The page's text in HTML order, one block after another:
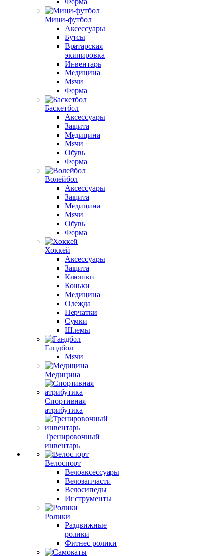
Форма
Мини-футбол
Аксессуары
Бутсы
Вратарская
экипировка
Инвентарь
Медицина
Мячи
Форма
Баскетбол
Аксессуары
Защита
Медицина
Мячи
Обувь
Форма
Волейбол
Аксессуары
Защита
Медицина
Мячи
Обувь
Форма
Хоккей
Аксессуары
Защита
Клюшки
Коньки
Медицина
Одежда
Перчатки
Сумки
Шлемы
Гандбол
Мячи
Медицина
Спортивная
атрибутика
Тренировочный
инвентарь
Велоспорт
Велоаксессуары
Велозапчасти
Велосипеды
Инструменты
Ролики
Раздвижные
ролики
Фитнес ролики